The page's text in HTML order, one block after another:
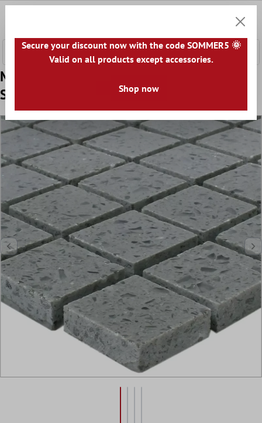
Mønster fra Mosaikkfliser Kvartsitt Kunstig
Stein Grå
Secure your discount now with the code SOMMER5 🌞
Valid on all products except accessories.
Shop now